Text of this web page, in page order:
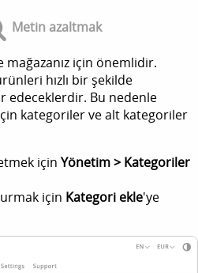
Metin azaltmak
mağazanız için önemlidir.
hızlı bir şekilde
edeceklerdir. Bu nedenle
kategoriler ve alt kategoriler
için Yönetim > Kategoriler
için Kategori ekle'ye